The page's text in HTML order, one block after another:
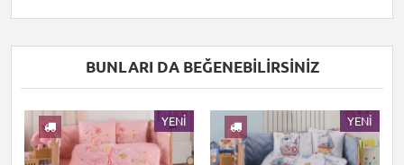
BUNLARI DA BEĞENEBILIRSINIZ
YENI YENI